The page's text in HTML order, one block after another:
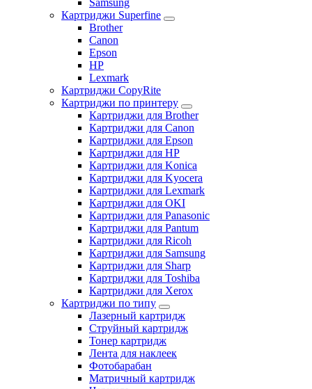
Samsung
Картриджи Superfine
Brother
Canon
Epson
HP
Lexmark
Картриджи CopyRite
Картриджи по принтеру
Картриджи для Brother
Картриджи для Canon
Картриджи для Epson
Картриджи для HP
Картриджи для Konica
Картриджи для Kyocera
Картриджи для Lexmark
Картриджи для OKI
Картриджи для Panasonic
Картриджи для Pantum
Картриджи для Ricoh
Картриджи для Samsung
Картриджи для Sharp
Картриджи для Toshiba
Картриджи для Xerox
Картриджи по типу
Лазерный картридж
Струйный картридж
Тонер картридж
Лента для наклеек
Фотобарабан
Матричный картридж